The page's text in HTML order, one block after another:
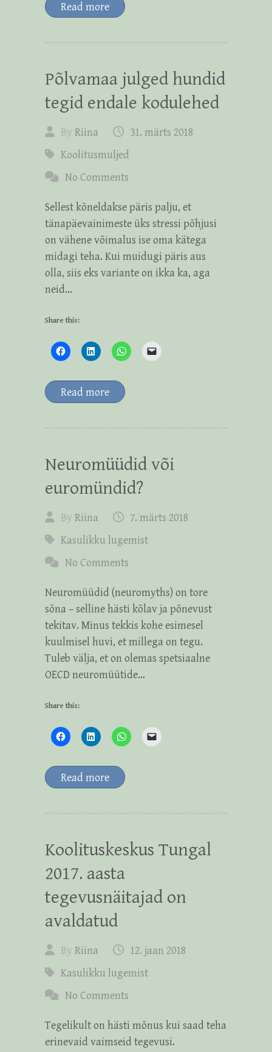
Read more
Põlvamaa julged hundid
tegid endale kodulehed
By Riina
31. märts 2018
Koolitusmuljed
No Comments
Sellest kõneldakse päris palju, et
tänapäevainimeste üks stressi põhjusi
on vähene võimalus ise oma kätega
midagi teha. Kui muidugi päris aus
olla, siis eks variante on ikka ka, aga
neid…
Share this:
Read more
Neuromüüdid või
euromündid?
By Riina
7. märts 2018
Kasulikku lugemist
No Comments
Neuromüüdid (neuromyths) on tore
sõna – selline hästi kõlav ja põnevust
tekitav. Minus tekkis kohe esimesel
kuulmisel huvi, et millega on tegu.
Tuleb välja, et on olemas spetsiaalne
OECD neuromüütide…
Share this:
Read more
Koolituskeskus Tungal
2017. aasta
tegevusnäitajad on
avaldatud
By Riina
12. jaan 2018
Kasulikku lugemist
No Comments
Tegelikult on hästi mõnus kui saad teha
erinevaid vaimseid tegevusi.